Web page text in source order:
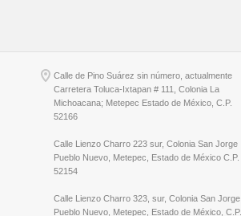
Calle de Pino Suárez sin número, actualmente
Carretera Toluca-Ixtapan # 111, Colonia La
Michoacana; Metepec Estado de México, C.P.
52166
Calle Lienzo Charro 223 sur, Colonia San Jorge
Pueblo Nuevo, Metepec, Estado de México C.P.
52154
Calle Lienzo Charro 323, sur, Colonia San Jorge
Pueblo Nuevo, Metepec, Estado de México, C.P.